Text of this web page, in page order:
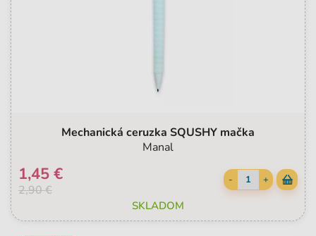
Mechanická ceruzka SQUSHY mačka
Manal
2,90 €
1,45 € - +
SKLADOM